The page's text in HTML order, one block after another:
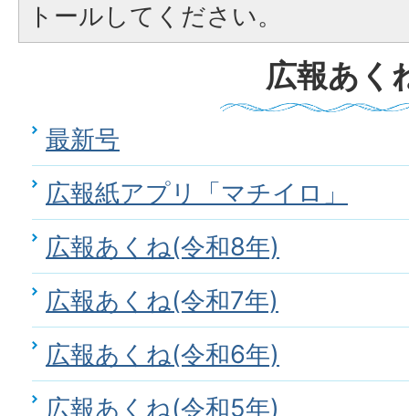
トールしてください。
広報あく
最新号
広報紙アプリ「マチイロ」
広報あくね(令和8年)
広報あくね(令和7年)
広報あくね(令和6年)
広報あくね(令和5年)